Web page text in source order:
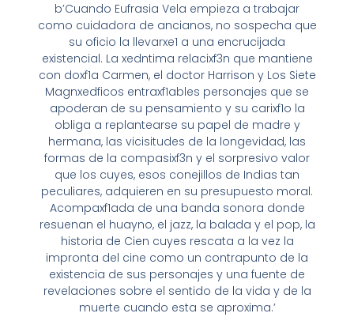
b’Cuando Eufrasia Vela empieza a trabajar
como cuidadora de ancianos, no sospecha que
su oficio la llevarxe1 a una encrucijada
existencial. La xedntima relacixf3n que mantiene
con doxf1a Carmen, el doctor Harrison y Los Siete
Magnxedficos entraxf1ables personajes que se
apoderan de su pensamiento y su carixf1o la
obliga a replantearse su papel de madre y
hermana, las vicisitudes de la longevidad, las
formas de la compasixf3n y el sorpresivo valor
que los cuyes, esos conejillos de Indias tan
peculiares, adquieren en su presupuesto moral.
Acompaxf1ada de una banda sonora donde
resuenan el huayno, el jazz, la balada y el pop, la
historia de Cien cuyes rescata a la vez la
impronta del cine como un contrapunto de la
existencia de sus personajes y una fuente de
revelaciones sobre el sentido de la vida y de la
muerte cuando esta se aproxima.’